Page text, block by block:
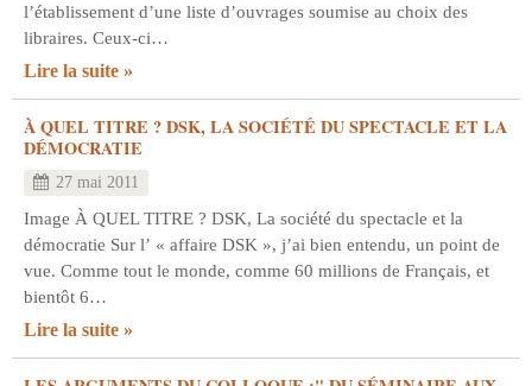
l’établissement d’une liste d’ouvrages soumise au choix des
libraires. Ceux-ci…
Lire la suite
À QUEL TITRE ? DSK, LA SOCIÉTÉ DU SPECTACLE ET LA
DÉMOCRATIE
27 mai 2011
Image À QUEL TITRE ? DSK, La société du spectacle et la
démocratie Sur l’ « affaire DSK », j’ai bien entendu, un point de
vue. Comme tout le monde, comme 60 millions de Français, et
bientôt 6…
Lire la suite